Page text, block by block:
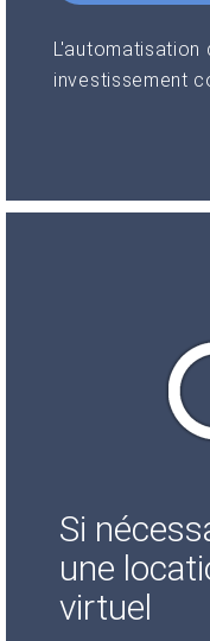
L'automatisation
investissement
Si
une
virtuel